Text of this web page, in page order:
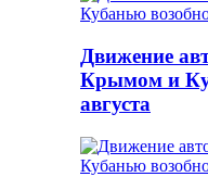
Движение
Крымом и
августа